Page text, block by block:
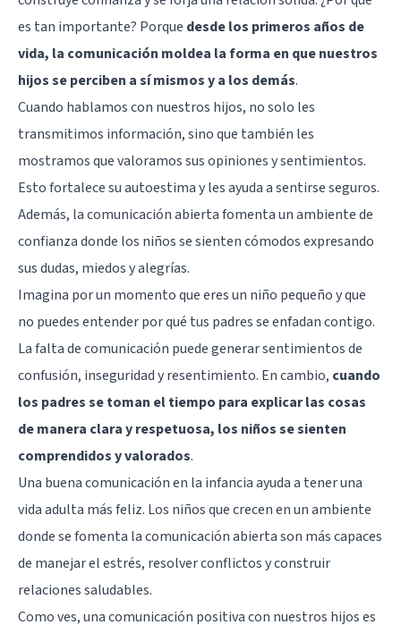
es tan importante? Porque desde los primeros años de
vida, la comunicación moldea la forma en que nuestros
hijos se perciben a sí mismos y a los demás.
Cuando hablamos con nuestros hijos, no solo les
transmitimos información, sino que también les
mostramos que valoramos sus opiniones y sentimientos.
Esto fortalece su autoestima y les ayuda a sentirse seguros.
Además, la comunicación abierta fomenta un ambiente de
confianza donde los niños se sienten cómodos expresando
sus dudas, miedos y alegrías.
Imagina por un momento que eres un niño pequeño y que
no puedes entender por qué tus padres se enfadan contigo.
La falta de comunicación puede generar sentimientos de
confusión, inseguridad y resentimiento. En cambio, cuando
los padres se toman el tiempo para explicar las cosas
de manera clara y respetuosa, los niños se sienten
comprendidos y valorados.
Una buena comunicación en la infancia ayuda a tener una
vida adulta más feliz. Los niños que crecen en un ambiente
donde se fomenta la comunicación abierta son más capaces
de manejar el estrés, resolver conflictos y construir
relaciones saludables.
Como ves, una comunicación positiva con nuestros hijos es